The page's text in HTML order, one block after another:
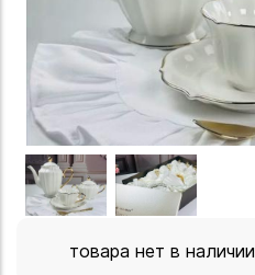
товара нет в наличии